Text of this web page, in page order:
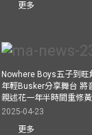
更多
Nowhere Boys五子到
年輕Busker分享舞台 將
親述花一年半時間重修
2025-04-23
更多